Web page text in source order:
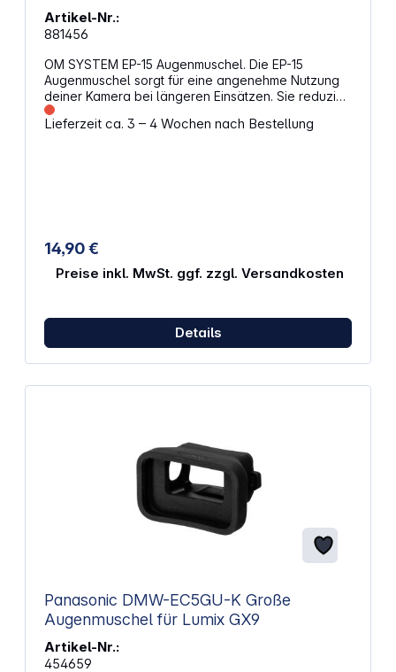
Artikel-Nr.:
881456
OM SYSTEM EP-15 Augenmuschel. Die EP-15
Augenmuschel sorgt für eine angenehme Nutzung
deiner Kamera bei längeren Einsätzen. Sie reduziert
störendes Streulicht und unterstützt eine klare Sicht
auf den Sucher. Das Material ist weich und passt
Lieferzeit ca. 3 – 4 Wochen nach Bestellung
14,90 €
Preise inkl. MwSt. ggf. zzgl. Versandkosten
Details
Panasonic DMW-EC5GU-K Große
Augenmuschel für Lumix GX9
Artikel-Nr.:
454659